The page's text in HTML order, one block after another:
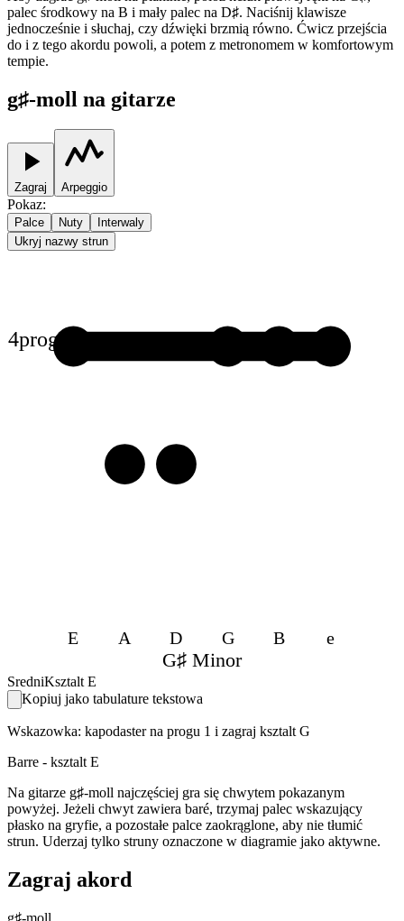
palec środkowy na B i mały palec na D♯. Naciśnij klawisze
jednocześnie i słuchaj, czy dźwięki brzmią równo. Ćwicz przejścia
do i z tego akordu powoli, a potem z metronomem w komfortowym
tempie.
g♯-moll na gitarze
Zagraj Arpeggio
Pokaz:
Palce Nuty
Interwaly
Ukryj nazwy strun
4prog
E A D G B e
G♯ Minor
SredniKsztalt E
Kopiuj jako tabulature tekstowa
Wskazowka: kapodaster na progu 1 i zagraj ksztalt G
Barre - ksztalt E
Na gitarze g♯-moll najczęściej gra się chwytem pokazanym
powyżej. Jeżeli chwyt zawiera baré, trzymaj palec wskazujący
płasko na gryfie, a pozostałe palce zaokrąglone, aby nie tłumić
strun. Uderzaj tylko struny oznaczone w diagramie jako aktywne.
Zagraj akord
g♯-moll